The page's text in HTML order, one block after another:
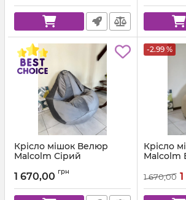
Крісло мішок Велюр
Malcolm Сірий
1 670,00 грн
-2.99 %
Крісло
Malcolm
1 670,00